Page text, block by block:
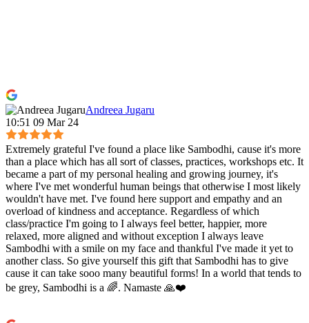
Andreea Jugaru
10:51 09 Mar 24
Extremely grateful I've found a place like Sambodhi, cause it's more
than a place which has all sort of classes, practices, workshops etc. It
became a part of my personal healing and growing journey, it's
where I've met wonderful human beings that otherwise I most likely
wouldn't have met. I've found here support and empathy and an
overload of kindness and acceptance. Regardless of which
class/practice I'm going to I always feel better, happier, more
relaxed, more aligned and without exception I always leave
Sambodhi with a smile on my face and thankful I've made it yet to
another class. So give yourself this gift that Sambodhi has to give
cause it can take sooo many beautiful forms! In a world that tends to
be grey, Sambodhi is a 🌈. Namaste 🙏❤️